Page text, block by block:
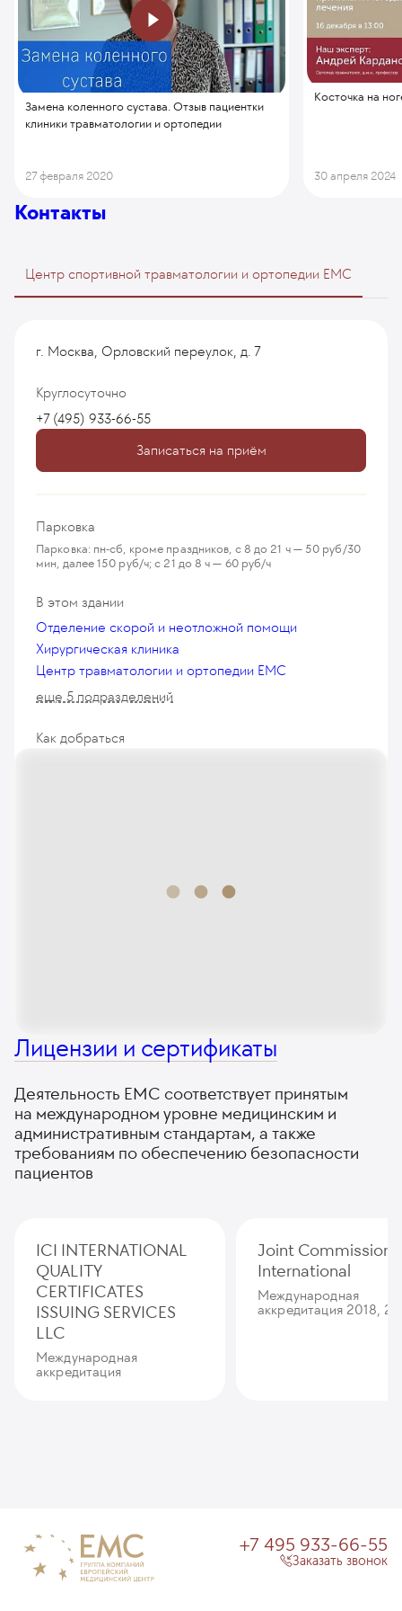
Замена коленного сустава. Отзыв пациентки
клиники травматологии и ортопедии
27 февраля 2020
Косточка на
30 апреля 2024
Контакты
Центр спортивной травматологии и ортопедии EMC
г. Москва, Орловский переулок, д. 7
Круглосуточно
+7 (495) 933-66-55
Записаться на приём
Парковка
Парковка: пн-сб, кроме праздников, с 8 до 21 ч — 50 руб/30
мин, далее 150 руб/ч; с 21 до 8 ч — 60 руб/ч
В этом здании
Отделение скорой и неотложной помощи
Хирургическая клиника
Центр травматологии и ортопедии EMC
еще 5 подразделений
Как добраться
Лицензии и сертификаты
Деятельность ЕМС соответствует принятым
на международном уровне медицинским и
административным стандартам, а также
требованиям по обеспечению безопасности
пациентов
ICI INTERNATIONAL
QUALITY
CERTIFICATES
ISSUING SERVICES
LLC
Международная
аккредитация
Joint Commission
International
Международная
аккредитация 2018,
+7 495 933-66-55
Заказать звонок